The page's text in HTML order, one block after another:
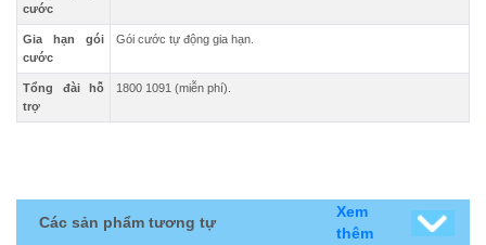
cước
Gia hạn gói
cước
Gói cước tự động gia hạn.
Tổng đài hỗ
trợ
1800 1091 (miễn phí).
Các sản phẩm tương tự
Xem
thêm